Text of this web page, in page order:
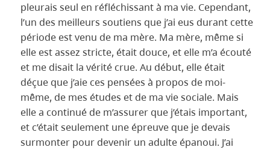
pleurais seul en réfléchissant à ma vie. Cependant,
l’un des meilleurs soutiens que j’ai eus durant cette
période est venu de ma mère. Ma mère, même si
elle est assez stricte, était douce, et elle m’a écouté
et me disait la vérité crue. Au début, elle était
déçue que j’aie ces pensées à propos de moi-
même, de mes études et de ma vie sociale. Mais
elle a continué de m’assurer que j’étais important,
et c’était seulement une épreuve que je devais
surmonter pour devenir un adulte épanoui. J’ai